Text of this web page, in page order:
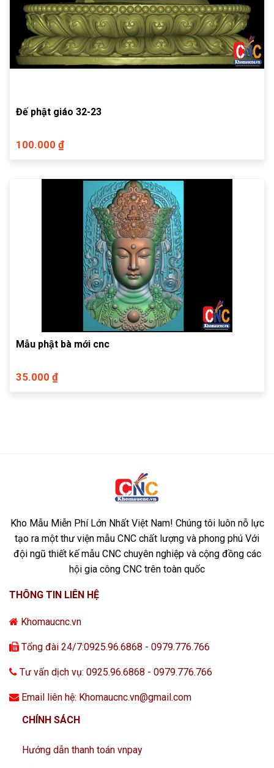
Đế phật giáo 32-23
100.000 ₫
Mẫu phật bà mới cnc
35.000 ₫
Kho Mẫu Miễn Phí Lớn Nhất Việt Nam! Chúng tôi luôn nỗ lực
tạo ra một thư viện mẫu CNC chất lượng và phong phú Với
đội ngũ thiết kế mẫu CNC chuyên nghiệp và cộng đồng các
hội gia công CNC trên toàn quốc
THÔNG TIN LIÊN HỆ
Khomaucnc.vn
Tổng đài 24/7:0925.96.6868 - 0979.776.766
Tư vấn dịch vụ: 0925.96.6868 - 0979.776.766
Email liên hệ: Khomaucnc.vn@gmail.com
CHÍNH SÁCH
Hướng dẫn thanh toán vnpay